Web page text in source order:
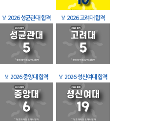
🏅 2026 성균관대 합격 🏅 2026 고려대 합격
🏅 2026 중앙대 합격 🏅 2026 성신여대 합격